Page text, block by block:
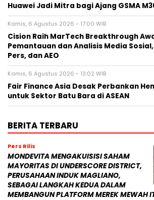
Huawei Jadi Mitra bagi Ajang GSMA
Kamis, 6 Agustus 2026 - 17:00 WIB
Cision Raih MarTech Breakthrough
Pemantauan dan Analisis Media
Pers, dan AEO
Kamis, 6 Agustus 2026 - 13:02 WIB
Fair Finance Asia Desak Perbankan
untuk Sektor Batu Bara di ASEAN
BERITA TERBARU
Pers Rilis
MONDEVITA MENGAKUISISI SAHAM
MAYORITAS DI UNDERSCORE DISTRICT,
PERUSAHAAN INDUK MAGLIANO,
SEBAGAI LANGKAH KEDUA DALAM
MEMBANGUN PLATFORM MEREK MEWAH